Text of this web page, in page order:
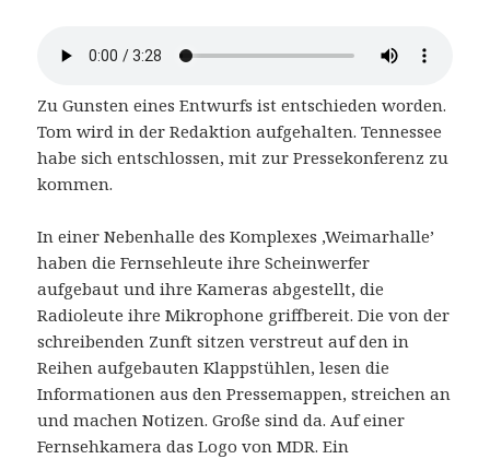
Zu Gunsten eines Entwurfs ist entschieden worden.
Tom wird in der Redaktion aufgehalten. Tennessee
habe sich entschlossen, mit zur Pressekonferenz zu
kommen.
In einer Nebenhalle des Komplexes ‚Weimarhalle’
haben die Fernsehleute ihre Scheinwerfer
aufgebaut und ihre Kameras abgestellt, die
Radioleute ihre Mikrophone griffbereit. Die von der
schreibenden Zunft sitzen verstreut auf den in
Reihen aufgebauten Klappstühlen, lesen die
Informationen aus den Pressemappen, streichen an
und machen Notizen. Große sind da. Auf einer
Fernsehkamera das Logo von MDR. Ein